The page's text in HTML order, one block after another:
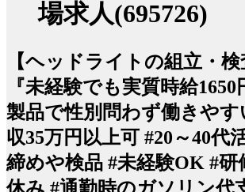
場求人(695726)
【ヘッドライトの組立・検
『未経験でも実質時給
製品で性別問わず働きやす
収35万円以上可 #20～40代
締めや検品 #未経験OK #研
休み #通勤時のガソリン代